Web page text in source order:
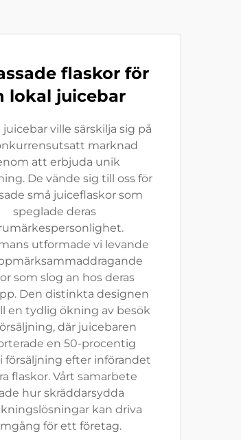
flaskor för
lokal juicebar
juicebar ville särskilja sig på
marknad
att erbjuda unik
De vände sig till oss för
små juiceflaskor som
speglade deras
utformade vi levande
som slog an hos deras
Den distinkta designen
en tydlig ökning av besök
där juicebaren
en 50-procentig
försäljning efter införandet
flaskor. Vårt samarbete
hur skräddarsydda
kan driva
för ett företag.